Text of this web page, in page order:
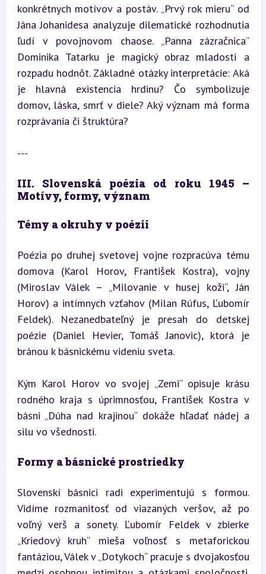
konkrétnych motívov a postáv. „Prvý rok mieru“ od
Jána Johanidesa analyzuje dilematické rozhodnutia
ľudí v povojnovom chaose. „Panna zázračnica“
Dominika Tatarku je magický obraz mladosti a
rozpadu hodnôt. Základné otázky interpretácie: Aká
je hlavná existencia hrdinu? Čo symbolizuje
domov, láska, smrť v diele? Aký význam má forma
rozprávania či štruktúra?
---
III. Slovenská poézia od roku 1945 –
Motívy, formy, význam
Témy a okruhy v poézii
Poézia po druhej svetovej vojne rozpracúva tému
domova (Karol Horov, František Kostra), vojny
(Miroslav Válek – „Milovanie v husej koži“, Ján
Horov) a intímnych vzťahov (Milan Rúfus, Ľubomír
Feldek). Nezanedbateľný je presah do detskej
poézie (Daniel Hevier, Tomáš Janovic), ktorá je
bránou k básnickému videniu sveta.
Kým Karol Horov vo svojej „Zemi“ opisuje krásu
rodného kraja s úprimnosťou, František Kostra v
básni „Dúha nad krajinou“ dokáže hľadať nádej a
silu vo všednosti.
Formy a básnické prostriedky
Slovenskí básnici radi experimentujú s formou.
Vidíme rozmanitosť od viazaných veršov, až po
voľný verš a sonety. Ľubomír Feldek v zbierke
„Kriedový kruh“ mieša voľnosť s metaforickou
fantáziou, Válek v „Dotykoch“ pracuje s dvojakosťou